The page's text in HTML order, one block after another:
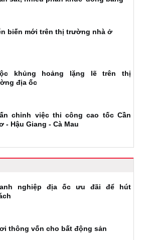
biến mới trên thị trường nhà ở
khủng hoảng lặng lẽ trên thị
địa ốc
chỉnh việc thi công cao tốc Cần
- Hậu Giang - Cà Mau
nghiệp địa ốc ưu đãi để hút
thông vốn cho bất động sản